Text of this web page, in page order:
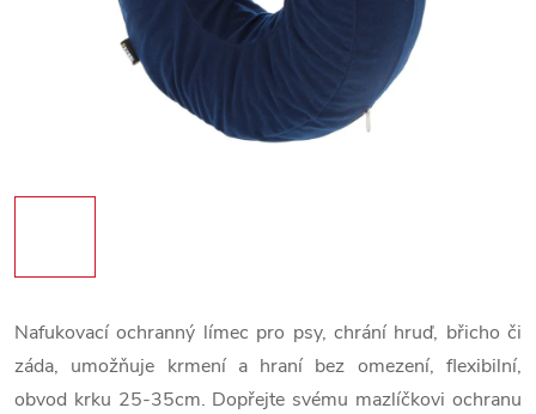
Nafukovací ochranný límec pro psy, chrání hruď, břicho či
záda, umožňuje krmení a hraní bez omezení, flexibilní,
obvod krku 25-35cm. Dopřejte svému mazlíčkovi ochranu